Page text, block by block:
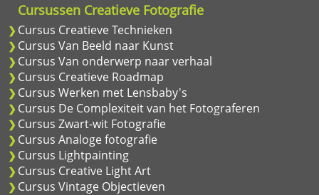
Cursussen Creatieve Fotografie
Cursus Creatieve Technieken
Cursus Van Beeld naar Kunst
Cursus Van onderwerp naar verhaal
Cursus Creatieve Roadmap
Cursus Werken met Lensbaby's
Cursus De Complexiteit van het Fotograferen
Cursus Zwart-wit Fotografie
Cursus Analoge fotografie
Cursus Lightpainting
Cursus Creative Light Art
Cursus Vintage Objectieven